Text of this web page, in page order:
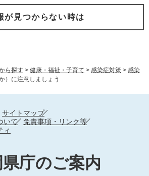
ら探す > 健康・福祉・子育て > 感染症対策 > 感染
）に注意しましょう
が見つからない時は
サイトマップ
いて
免責事項・リンク等
ィ
庁のご案内